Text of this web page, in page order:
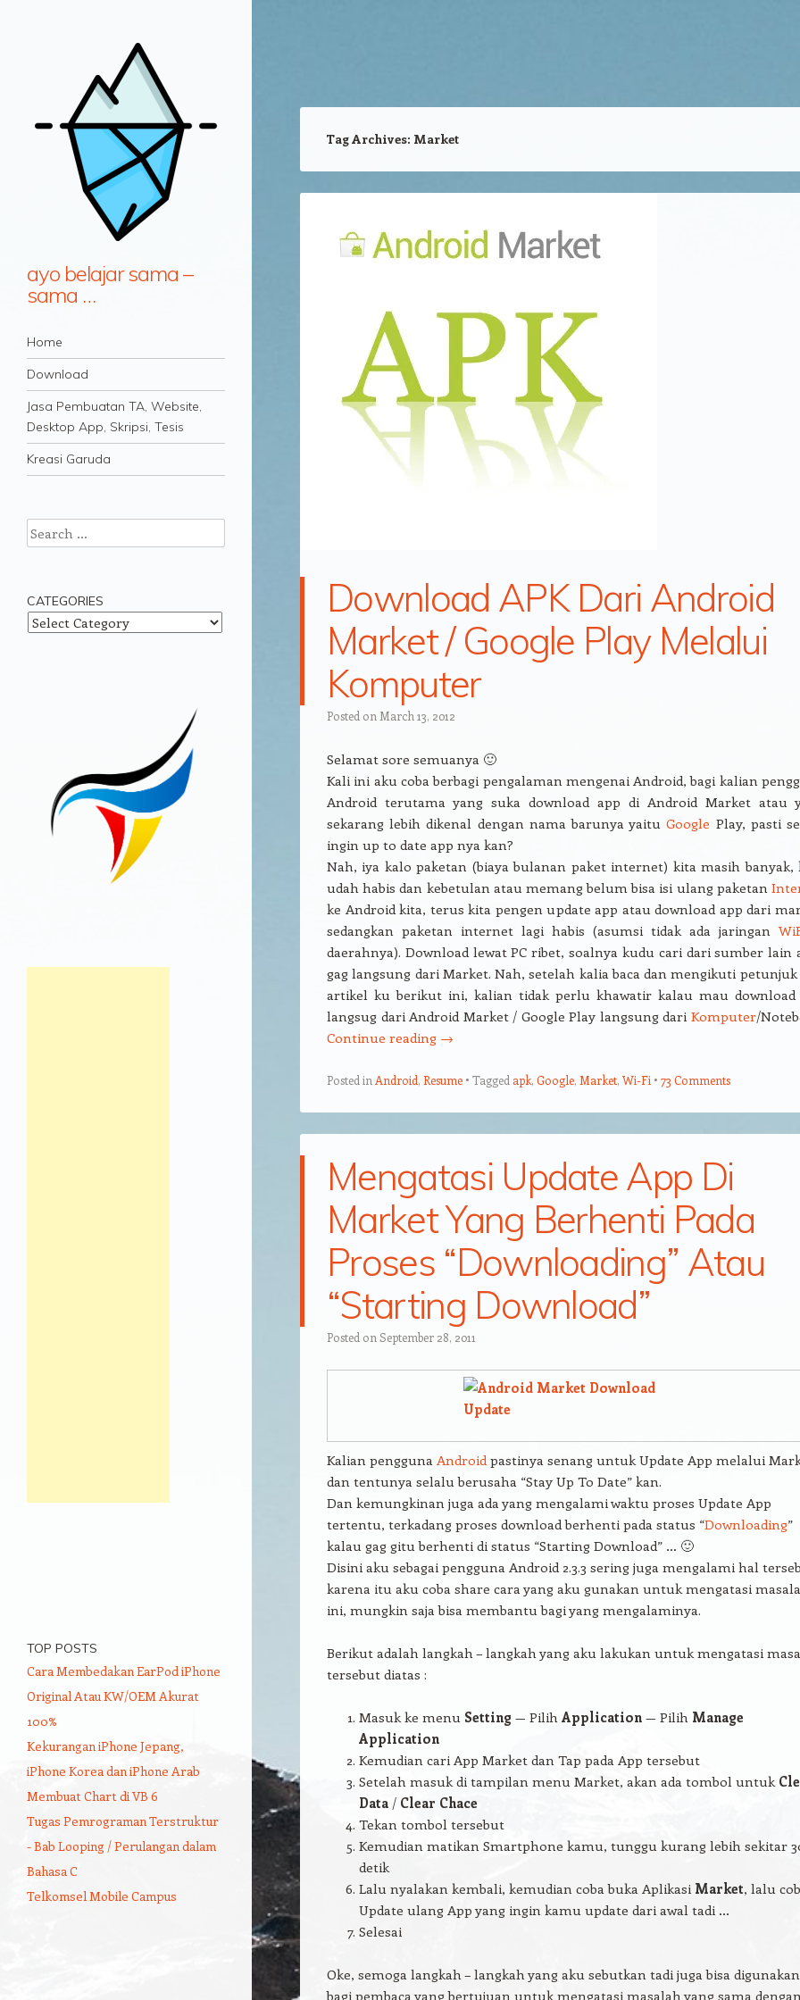
ayo belajar sama –
sama …
Navigation
Skip to content
Home
Download
Jasa Pembuatan TA, Website,
Desktop App, Skripsi, Tesis
Kreasi Garuda
Tag Archives: Market
Download APK Dari Android
Market / Google Play Melalui
Komputer
Posted on March 13, 2012
Selamat sore semuanya 🙂
Kali ini aku coba berbagi pengalaman mengenai Android, bagi kalian
Android terutama yang suka download app di Android Market atau
sekarang lebih dikenal dengan nama barunya yaituGoogle Play, pasti
ingin up to date app nya kan?
Nah, iya kalo paketan (biaya bulanan paket internet) kita masih banyak,
udah habis dan kebetulan atau memang belum bisa isi ulang paketan
ke Android kita, terus kita pengen update app atau download app dari
sedangkan paketan internet lagi habis (asumsi tidak ada jaringan
daerahnya). Download lewat PC ribet, soalnya kudu cari dari sumber lain
gag langsung dari Market. Nah, setelah kalia baca dan mengikuti
artikel ku berikut ini, kalian tidak perlu khawatir kalau mau download
langsug dari Android Market / Google Play langsung dari Komputer/
Continue reading →
Posted in Android, Resume Tagged apk, Google, Market, Wi-Fi 73 Comments
Mengatasi Update App Di
Market Yang Berhenti Pada
Proses “Downloading” Atau
“Starting Download”
Posted on September 28, 2011
Kalian pengguna Android pastinya senang untuk Update App melalui
dan tentunya selalu berusaha “Stay Up To Date” kan.
Dan kemungkinan juga ada yang mengalami waktu proses Update App
tertentu, terkadang proses download berhenti pada status “Downloading”
kalau gag gitu berhenti di status “Starting Download” … 🙂
Disini aku sebagai pengguna Android 2.3.3 sering juga mengalami hal
karena itu aku coba share cara yang aku gunakan untuk mengatasi
ini, mungkin saja bisa membantu bagi yang mengalaminya.
Berikut adalah langkah – langkah yang aku lakukan untuk mengatasi
tersebut diatas :
Masuk ke menu Setting — Pilih Application — Pilih Manage
Application
Kemudian cari App Market dan Tap pada App tersebut
Setelah masuk di tampilan menu Market, akan ada tombol untuk
Data / Clear Chace
Tekan tombol tersebut
Kemudian matikan Smartphone kamu, tunggu kurang lebih sekitar
detik
Lalu nyalakan kembali, kemudian coba buka Aplikasi Market, lalu
Update ulang App yang ingin kamu update dari awal tadi …
Selesai
Oke, semoga langkah – langkah yang aku sebutkan tadi juga bisa digunakan
bagi pembaca yang bertujuan untuk mengatasi masalah yang sama
Search
CATEGORIES
Categories
TOP POSTS
Cara Membedakan EarPod iPhone
Original Atau KW/OEM Akurat
100%
Kekurangan iPhone Jepang,
iPhone Korea dan iPhone Arab
Membuat Chart di VB 6
Tugas Pemrograman Terstruktur
- Bab Looping / Perulangan dalam
Bahasa C
Telkomsel Mobile Campus